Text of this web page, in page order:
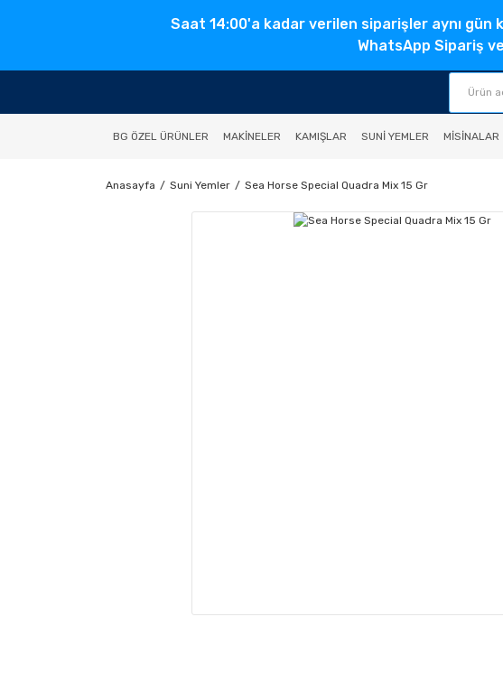
Saat 14:00'a kadar verilen siparişler aynı gün
WhatsApp Sipariş
BG ÖZEL ÜRÜNLER MAKINELER KAMIŞLAR SUNI YEMLER MISINALAR
Anasayfa Suni Yemler Sea Horse Special Quadra Mix 15 Gr